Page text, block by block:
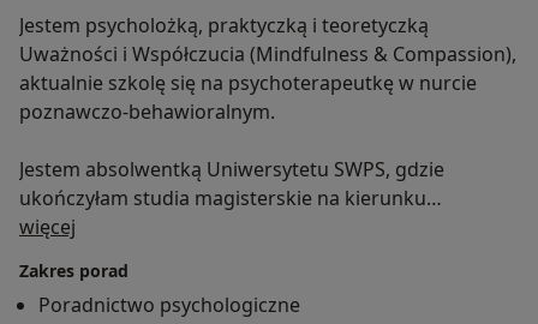
Jestem psycholożką, praktyczką i teoretyczką
Uważności i Współczucia (Mindfulness & Compassion),
aktualnie szkolę się na psychoterapeutkę w nurcie
poznawczo-behawioralnym.
Jestem absolwentką Uniwersytetu SWPS, gdzie
ukończyłam studia magisterskie na kierunku
psychologia, ze specjalnością psychologia kliniczna.
podyplomowych z zakresu Uważności i Współczucia
(Mindfulness & Compassion), które ukończyłam pod
więcej
Zakres porad
Poradnictwo psychologiczne